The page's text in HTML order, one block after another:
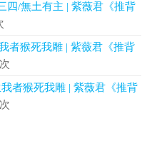
四/無土有主 | 紫薇君《推背
者猴死我雕 | 紫薇君《推背
者猴死我雕 | 紫薇君《推背